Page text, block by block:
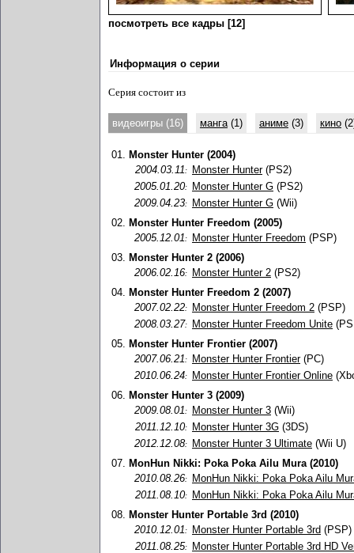
посмотреть все кадры [12]
Информация о серии
Серия состоит из
видеоигры (16) манга(1) аниме (3) кино
01. Monster Hunter (2004)
2004.03.11: Monster Hunter(PS2)
2005.01.20: Monster Hunter G (PS2)
2009.04.23: Monster Hunter G (Wii)
02. Monster Hunter Freedom (2005)
2005.12.01: Monster Hunter Freedom (PSP)
03. Monster Hunter 2 (2006)
2006.02.16: Monster Hunter 2 (PS2)
04. Monster Hunter Freedom 2 (2007)
2007.02.22: Monster Hunter Freedom 2 (PSP)
2008.03.27: Monster Hunter Freedom Unite
05. Monster Hunter Frontier (2007)
2007.06.21: Monster Hunter Frontier(PC)
2010.06.24: Monster Hunter Frontier Online
06. Monster Hunter 3 (2009)
2009.08.01: Monster Hunter 3 (Wii)
2011.12.10: Monster Hunter 3G (3DS)
2012.12.08: Monster Hunter 3 Ultimate (Wii U)
07. MonHun Nikki: Poka Poka Ailu Mura (2010)
2010.08.26:
MonHun Nikki: Poka Poka Ailu
2011.08.10:
MonHun Nikki: Poka Poka Ailu
08. Monster Hunter Portable 3rd (2010)
2010.12.01: Monster Hunter Portable 3rd (PSP)
2011.08.25:
Monster Hunter Portable 3rd HD